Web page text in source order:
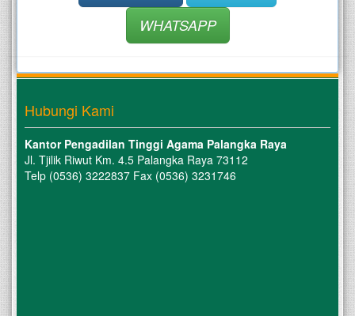
WHATSAPP
Hubungi Kami
Kantor Pengadilan Tinggi Agama Palangka Raya
Jl. Tjilik Riwut Km. 4.5 Palangka Raya 73112
Telp (0536) 3222837 Fax (0536) 3231746